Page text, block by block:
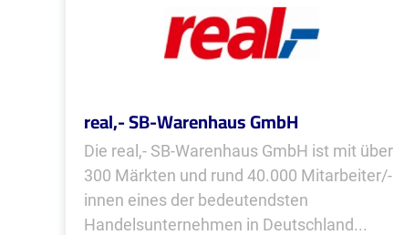
real,- SB-Warenhaus GmbH
Die real,- SB-Warenhaus GmbH ist mit über
300 Märkten und rund 40.000 Mitarbeiter/-
innen eines der bedeutendsten
Handelsunternehmen in Deutschland...